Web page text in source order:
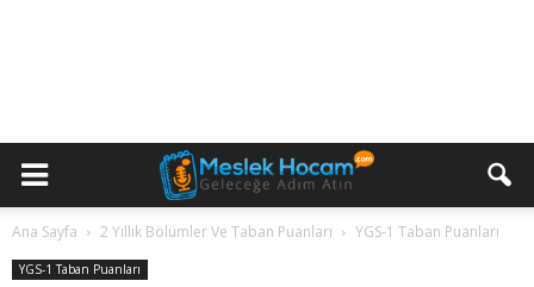
Ana Sayfa 2 Yıllık Bölümler Ve Taban Puanları YGS-1 Taban Puanları
YGS-1 Taban Puanları